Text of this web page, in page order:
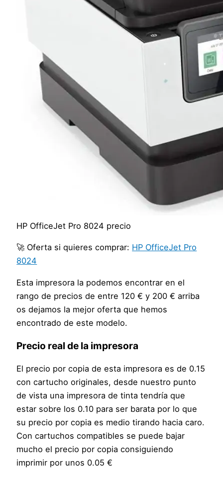
HP OfficeJet Pro 8024 precio
🚀 Oferta si quieres comprar: HP OfficeJet Pro
8024
Esta impresora la podemos encontrar en el
rango de precios de entre 120 € y 200 € arriba
os dejamos la mejor oferta que hemos
encontrado de este modelo.
Precio real de la impresora
El precio por copia de esta impresora es de 0.15
con cartucho originales, desde nuestro punto
de vista una impresora de tinta tendría que
estar sobre los 0.10 para ser barata por lo que
su precio por copia es medio tirando hacia caro.
Con cartuchos compatibles se puede bajar
mucho el precio por copia consiguiendo
imprimir por unos 0.05 €